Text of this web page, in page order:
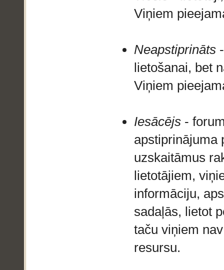
Viņiem
Neapstiprināts-
lietošanai, bet
Viņiem
Iesācējs-
apstiprinājuma
uzskaitāmus
lietotājiem,
informāciju,
sadaļās, lietot
taču viņiem
resursu.